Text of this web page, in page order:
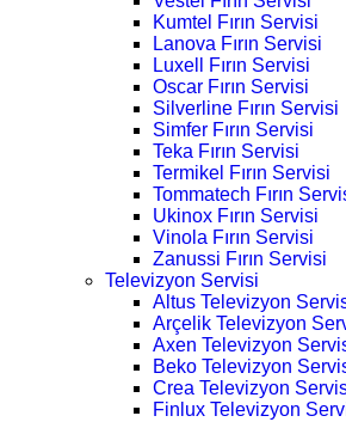
Kumtel Fırın Servisi
Lanova Fırın Servisi
Luxell Fırın Servisi
Oscar Fırın Servisi
Silverline Fırın Servisi
Simfer Fırın Servisi
Teka Fırın Servisi
Termikel Fırın Servisi
Tommatech Fırın
Ukinox Fırın Servisi
Vinola Fırın Servisi
Zanussi Fırın Servisi
Televizyon Servisi
Altus Televizyon
Arçelik Televizyon
Axen Televizyon
Beko Televizyon
Crea Televizyon
Finlux Televizyon